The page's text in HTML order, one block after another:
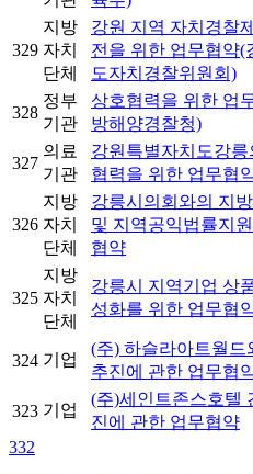
329
지방
자치
단체
강원 지역 자치경찰
전을 위한 업무협약(
도자치경찰위원회)
328
정부
기관
상호협력을 위한 업
방해양경찰청)
327
의료
기관
강원특별자치도강릉
협력을 위한 업무협
326
지방
자치
단체
강릉시의회와의 지
및 지역공익법률지
협약
325
지방
자치
단체
강릉시 지역기업 상
성화를 위한 업무협
324 기업
(주) 하슬라아트월드
추진에 관한 업무협
323 기업
(주)세인트존스호텔
진에 관한 업무협약
332